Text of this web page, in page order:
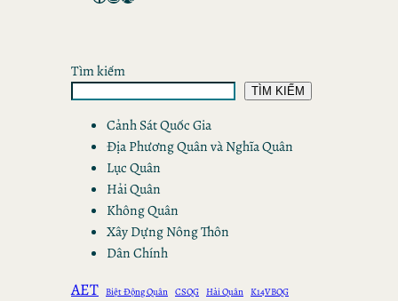
Tìm kiếm
TÌM KIẾM
Cảnh Sát Quốc Gia
Địa Phương Quân và Nghĩa Quân
Lục Quân
Hải Quân
Không Quân
Xây Dựng Nông Thôn
Dân Chính
AET Biệt Động Quân CSQG Hải Quân K14VBQG